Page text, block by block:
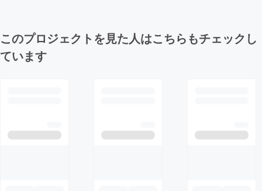
このプロジェクトを見た人はこちらもチェックし
ています